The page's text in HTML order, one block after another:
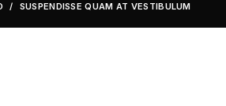
SUSPENDISSE QUAM AT VESTIBULUM